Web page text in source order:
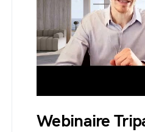
Webinaire